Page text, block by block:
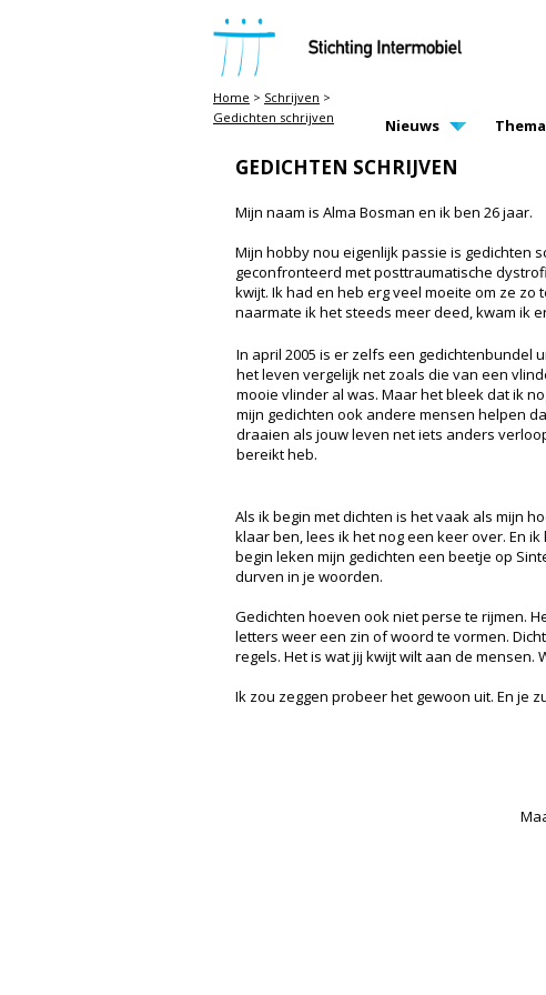
STICHTING INTERMOBIEL
MAIN PAGE
Nieuws
Home > Schrijven >
Gedichten schrijven
GEDICHTEN SCHRIJVEN
Mijn naam is Alma Bosman en ik ben 26 jaar.
Mijn hobby nou eigenlijk passie is gedichten
geconfronteerd met posttraumatische
kwijt. Ik had en heb erg veel moeite om ze
naarmate ik het steeds meer deed, kwam ik
In april 2005 is er zelfs een gedichtenbundel
het leven vergelijk net zoals die van een
mooie vlinder al was. Maar het bleek dat ik
mijn gedichten ook andere mensen helpen
draaien als jouw leven net iets anders
bereikt heb.
Als ik begin met dichten is het vaak als mijn
klaar ben, lees ik het nog een keer over. En
begin leken mijn gedichten een beetje op
durven in je woorden.
Gedichten hoeven ook niet perse te rijmen.
letters weer een zin of woord te vormen.
regels. Het is wat jij kwijt wilt aan de mensen.
Ik zou zeggen probeer het gewoon uit. En je